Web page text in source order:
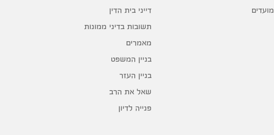
מועדים
דייני בית הדין
תשובות בדיני ממונות
מאמרים
בניין המשפט
בניין העזר
שאל את הרב
פנייה לדיון